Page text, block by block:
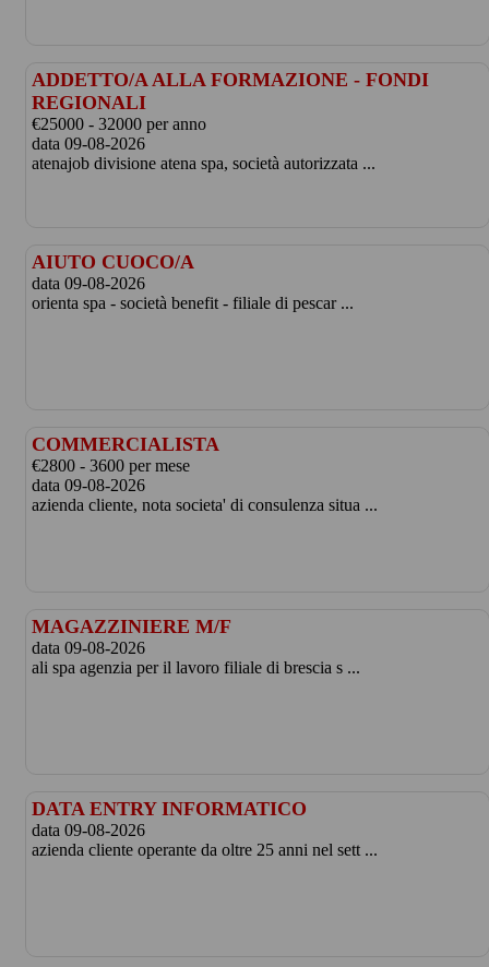
ADDETTO/A ALLA FORMAZIONE - FONDI
REGIONALI
€25000 - 32000 per anno
data 09-08-2026
atenajob divisione atena spa, società autorizzata ...
AIUTO CUOCO/A
data 09-08-2026
orienta spa - società benefit - filiale di pescar ...
COMMERCIALISTA
€2800 - 3600 per mese
data 09-08-2026
azienda cliente, nota societa' di consulenza situa ...
MAGAZZINIERE M/F
data 09-08-2026
ali spa agenzia per il lavoro filiale di brescia s ...
DATA ENTRY INFORMATICO
data 09-08-2026
azienda cliente operante da oltre 25 anni nel sett ...